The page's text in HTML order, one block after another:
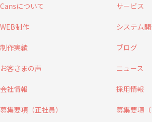
Cansについて サービス
WEB制作 システム
制作実績 ブログ
お客さまの声 ニュース
会社情報 採用情報
募集要項（正社員） 募集要項（